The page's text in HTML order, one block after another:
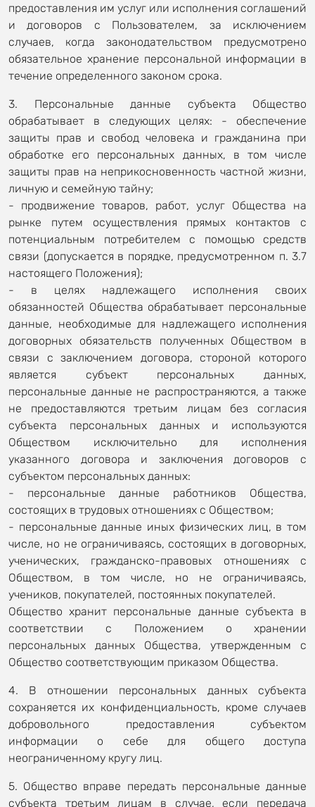
предоставления им услуг или исполнения соглашений
и договоров с Пользователем, за исключением
случаев, когда законодательством предусмотрено
обязательное хранение персональной информации в
течение определенного законом срока.
3. Персональные данные субъекта Общество
обрабатывает в следующих целях: - обеспечение
защиты прав и свобод человека и гражданина при
обработке его персональных данных, в том числе
защиты прав на неприкосновенность частной жизни,
личную и семейную тайну;
- продвижение товаров, работ, услуг Общества на
рынке путем осуществления прямых контактов с
потенциальным потребителем с помощью средств
связи (допускается в порядке, предусмотренном п. 3.7
настоящего Положения);
- в целях надлежащего исполнения своих
обязанностей Общества обрабатывает персональные
данные, необходимые для надлежащего исполнения
договорных обязательств полученных Обществом в
связи с заключением договора, стороной которого
является субъект персональных данных,
персональные данные не распространяются, а также
не предоставляются третьим лицам без согласия
субъекта персональных данных и используются
Обществом исключительно для исполнения
указанного договора и заключения договоров с
субъектом персональных данных:
- персональные данные работников Общества,
состоящих в трудовых отношениях с Обществом;
- персональные данные иных физических лиц, в том
числе, но не ограничиваясь, состоящих в договорных,
ученических, гражданско-правовых отношениях с
Обществом, в том числе, но не ограничиваясь,
учеников, покупателей, постоянных покупателей.
Общество хранит персональные данные субъекта в
соответствии с Положением о хранении
персональных данных Общества, утвержденным с
Общество соответствующим приказом Общества.
4. В отношении персональных данных субъекта
сохраняется их конфиденциальность, кроме случаев
добровольного предоставления субъектом
информации о себе для общего доступа
неограниченному кругу лиц.
5. Общество вправе передать персональные данные
субъекта третьим лицам в случае, если передача